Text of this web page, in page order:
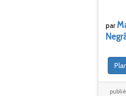
par